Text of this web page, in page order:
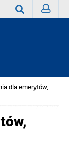
dla emerytów,